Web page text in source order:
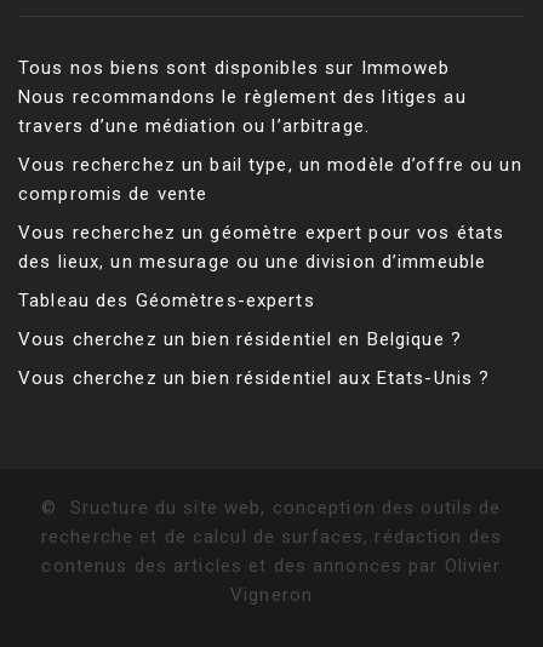
Tous nos biens sont disponibles sur Immoweb
Nous recommandons le règlement des litiges au
travers d’une médiation ou l’arbitrage.
Vous recherchez un bail type, un modèle d’offre ou un
compromis de vente
Vous recherchez un géomètre expert pour vos états
des lieux, un mesurage ou une division d’immeuble
Tableau des Géomètres-experts
Vous cherchez un bien résidentiel en Belgique ?
Vous cherchez un bien résidentiel aux Etats-Unis ?
©
Sructure du site web, conception des outils de
recherche et de calcul de surfaces, rédaction des
contenus des articles et des annonces par Olivier
Vigneron